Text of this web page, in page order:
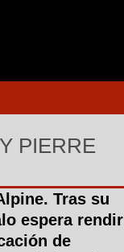
PIERRE
Tras su
espera rendir
de